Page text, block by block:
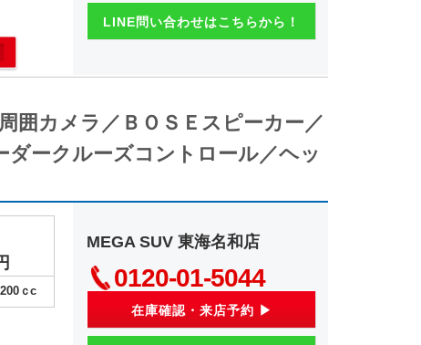
LINE問い合わせはこちらから！
カメラ／ＢＯＳＥスピーカー／
ークルーズコントロール／ヘッ
ｃc
MEGA SUV 東海名和店
0120-01-5044
在庫確認・来店予約 ▶